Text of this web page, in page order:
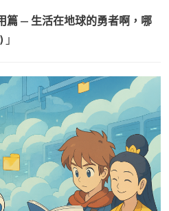
篇 — 生活在地球的勇者啊，哪
」